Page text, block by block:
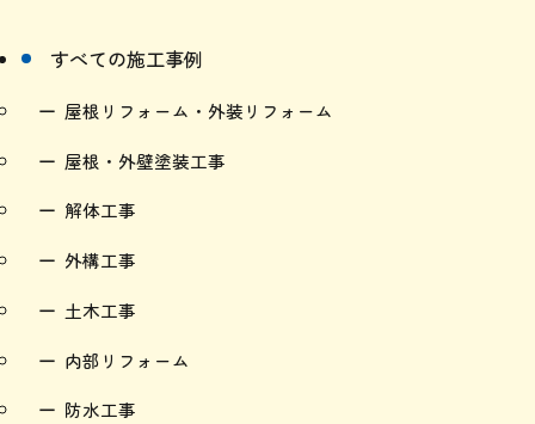
すべての施工事例
屋根リフォーム・外装リフォーム
屋根・外壁塗装工事
解体工事
外構工事
土木工事
内部リフォーム
防水工事